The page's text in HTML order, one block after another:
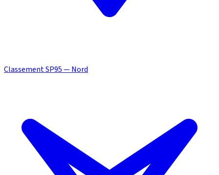
Classement SP95 — Nord